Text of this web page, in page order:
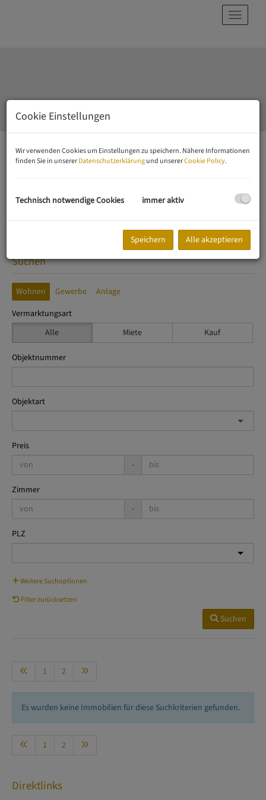
EIGENTUMSWOHNUNGEN MIETWOHNUNGEN
Suchen
Wohnen Gewerbe
Anlage
Vermarktungsart
Alle
Miete Kauf
Objektnummer
Objektart
Preis
-
Zimmer
-
PLZ
Weitere Suchoptionen
Filter zurücksetzen
Suchen
1 2
Es wurden keine Immobilien für diese Suchkriterien gefunden.
1 2
Direktlinks
Cookie Einstellungen
Wir verwenden Cookies um Einstellungen zu speichern. Nähere Informationen
finden Sie in unsererDatenschutzerklärungund unsererCookie Policy.
Technisch notwendige Cookies immer aktiv
Speichern Alle akzeptieren